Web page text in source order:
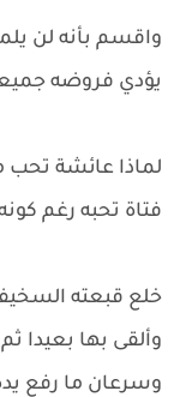
واقسم بأنه لن
يؤدي فروضه
لماذا عائشة تحب
فتاة تحبه رغم
خلع قبعته
وألقى بها بعيدا
وسرعان ما رفع